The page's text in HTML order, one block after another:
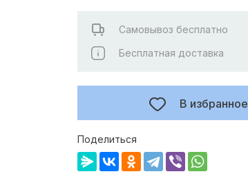
В избранное
Самовывоз бесплатно
Бесплатная доставка
Поделиться